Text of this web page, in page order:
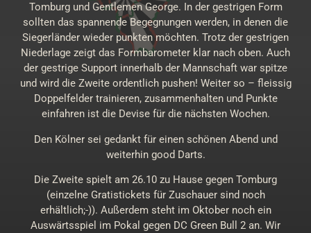
Tomburg und Gentlemen George. In der gestrigen Form
sollten das spannende Begegnungen werden, in denen die
Siegerländer wieder punkten möchten. Trotz der gestrigen
Niederlage zeigt das Formbarometer klar nach oben. Auch
der gestrige Support innerhalb der Mannschaft war spitze
und wird die Zweite ordentlich pushen! Weiter so – fleissig
Doppelfelder trainieren, zusammenhalten und Punkte
einfahren ist die Devise für die nächsten Wochen.
Den Kölner sei gedankt für einen schönen Abend und
weiterhin good Darts.
Die Zweite spielt am 26.10 zu Hause gegen Tomburg
(einzelne Gratistickets für Zuschauer sind noch
erhältlich;-)). Außerdem steht im Oktober noch ein
Auswärtsspiel im Pokal gegen DC Green Bull 2 an. Wir